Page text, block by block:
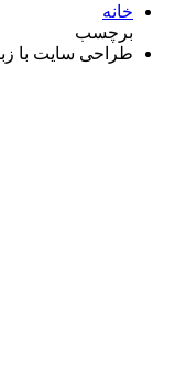
خانه
برچسب
طراحی سایت با